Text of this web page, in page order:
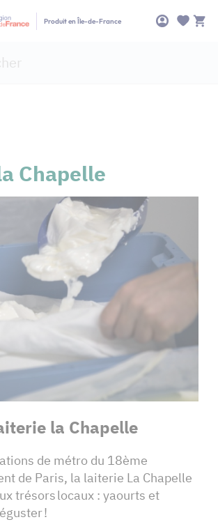
Produit en Île-de-France
Chapelle
la Chapelle
de métro du 18ème
de Paris, la laiterie La Chapelle
trésors locaux : yaourts et
!